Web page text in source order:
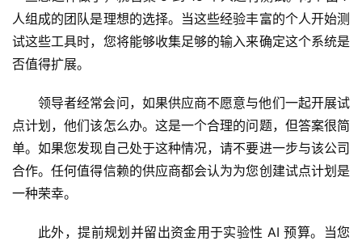
人组成的团队是理想的选择。当这些经验丰富的个人开始测
试这些工具时，您将能够收集足够的输入来确定这个系统是
否值得扩展。
领导者经常会问，如果供应商不愿意与他们一起开展试
点计划，他们该怎么办。这是一个合理的问题，但答案很简
单。如果您发现自己处于这种情况，请不要进一步与该公司
合作。任何值得信赖的供应商都会认为为您创建试点计划是
一种荣幸。
此外，提前规划并留出资金用于实验性 AI 预算。当您